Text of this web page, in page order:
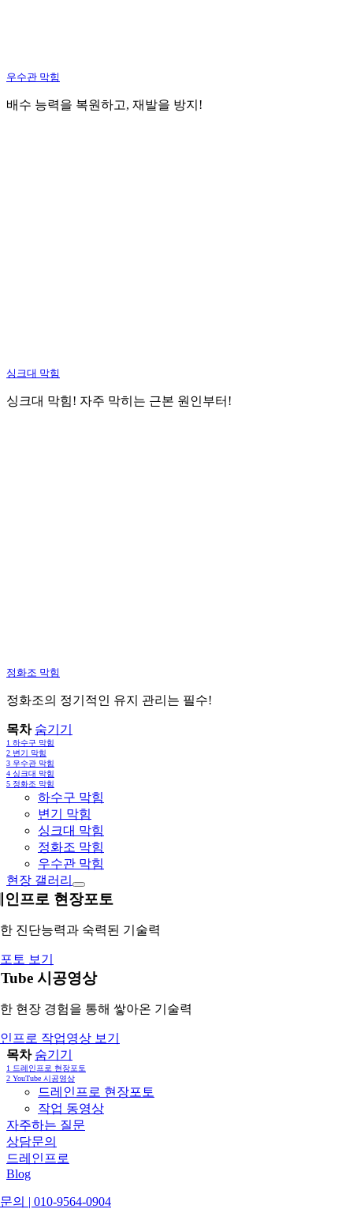
우수관 막힘
배수 능력을 복원하고, 재발을 방지!
싱크대 막힘
싱크대 막힘! 자주 막히는 근본 원인부터!
정화조 막힘
정화조의 정기적인 유지 관리는 필수!
목차 숨기기
1 하수구 막힘
2 변기 막힘
3 우수관 막힘
4 싱크대 막힘
5 정화조 막힘
하수구 막힘
변기 막힘
싱크대 막힘
정화조 막힘
우수관 막힘
현장 갤러리
인프로 현장포토
진단능력과 숙력된 기술력
토 보기
시공영상
현장 경험을 통해 쌓아온 기술력
프로 작업영상 보기
목차 숨기기
1 드레인프로 현장포토
2 YouTube 시공영상
드레인프로 현장포토
작업 동영상
자주하는 질문
상담문의
드레인프로
Blog
의 | 010-9564-0904